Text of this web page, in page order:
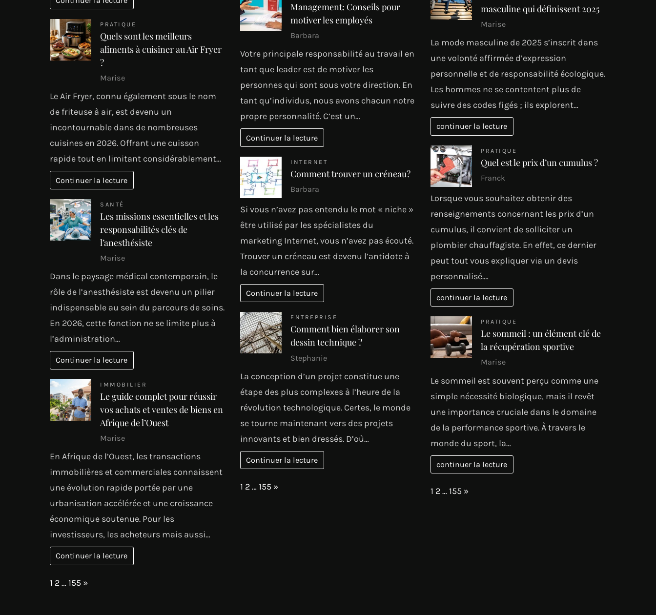
PRATIQUE
Quels sont les meilleurs
aliments à cuisiner au Air Fryer
?
Marise
Le Air Fryer, connu également sous le nom
de friteuse à air, est devenu un
incontournable dans de nombreuses
cuisines en 2026. Offrant une cuisson
rapide tout en limitant considérablement…
Continuer la lecture
SANTÉ
Les missions essentielles et les
responsabilités clés de
l’anesthésiste
Marise
Dans le paysage médical contemporain, le
rôle de l’anesthésiste est devenu un pilier
indispensable au sein du parcours de soins.
En 2026, cette fonction ne se limite plus à
l’administration…
Continuer la lecture
IMMOBILIER
Le guide complet pour réussir
vos achats et ventes de biens en
Afrique de l’Ouest
Marise
En Afrique de l’Ouest, les transactions
immobilières et commerciales connaissent
une évolution rapide portée par une
urbanisation accélérée et une croissance
économique soutenue. Pour les
investisseurs, les acheteurs mais aussi…
Continuer la lecture
Page:
1 2…155 Next
»
Management: Conseils pour
motiver les employés
Barbara
Votre principale responsabilité au travail en
tant que leader est de motiver les
personnes qui sont sous votre direction. En
tant qu’individus, nous avons chacun notre
propre personnalité. C’est un…
Continuer la lecture
INTERNET
Comment trouver un créneau?
Barbara
Si vous n’avez pas entendu le mot « niche »
être utilisé par les spécialistes du
marketing Internet, vous n’avez pas écouté.
Trouver un créneau est devenu l’antidote à
la concurrence sur…
Continuer la lecture
ENTREPRISE
Comment bien élaborer son
dessin technique ?
Stephanie
La conception d’un projet constitue une
étape des plus complexes à l’heure de la
révolution technologique. Certes, le monde
se tourne maintenant vers des projets
innovants et bien dressés. D’où…
Continuer la lecture
Page:
1 2…155 Next
»
masculine qui définissent 2025
Marise
La mode masculine de 2025 s’inscrit dans
une volonté affirmée d’expression
personnelle et de responsabilité écologique.
Les hommes ne se contentent plus de
suivre des codes figés ; ils explorent…
continuer la lecture
PRATIQUE
Quel est le prix d’un cumulus ?
Franck
Lorsque vous souhaitez obtenir des
renseignements concernant les prix d’un
cumulus, il convient de solliciter un
plombier chauffagiste. En effet, ce dernier
peut tout vous expliquer via un devis
personnalisé.…
continuer la lecture
PRATIQUE
Le sommeil : un élément clé de
la récupération sportive
Marise
Le sommeil est souvent perçu comme une
simple nécessité biologique, mais il revêt
une importance cruciale dans le domaine
de la performance sportive. À travers le
monde du sport, la…
continuer la lecture
Page:
1 2…155 Next
»